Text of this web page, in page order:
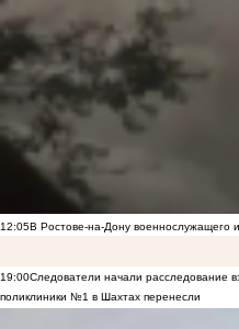
12:05В Ростове-на-Дону военнослужащего
19:00Следователи начали расследование
поликлиники №1 в Шахтах перенесли